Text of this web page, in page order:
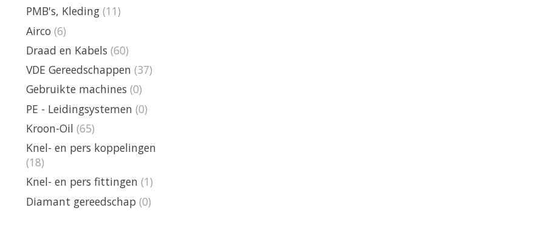
PMB's, Kleding (11)
Airco (6)
Draad en Kabels (60)
VDE Gereedschappen (37)
Gebruikte machines (0)
PE - Leidingsystemen (0)
Kroon-Oil (65)
Knel- en pers koppelingen
(18)
Knel- en pers fittingen (1)
Diamant gereedschap (0)